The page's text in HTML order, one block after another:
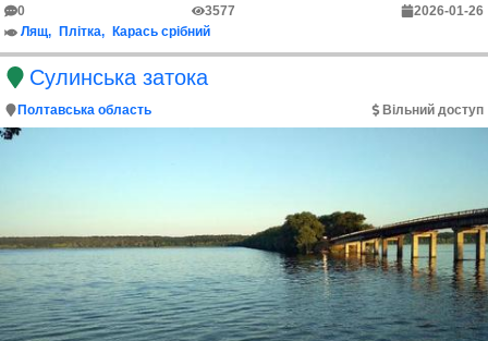
0 3577
2026-01-26
Лящ
Плітка Карась срібний
Сулинська затока
Полтавська область Вільний доступ